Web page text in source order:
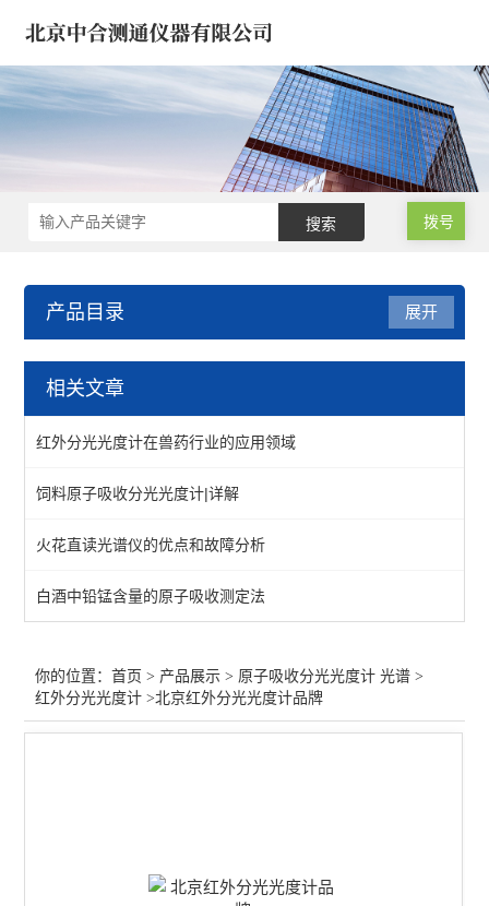
拨号
产品目录
原子吸收分光光度计 光谱
兽药/饲料原子吸收分光光度计
展开
相关文章
红外分光光度计在兽药行业的应用领域
饲料原子吸收分光光度计|详解
火花直读光谱仪的优点和故障分析
白酒中铅锰含量的原子吸收测定法
你的位置：首页 > 产品展示 > 原子吸收分光光度计 光谱 >
红外分光光度计 >北京红外分光光度计品牌